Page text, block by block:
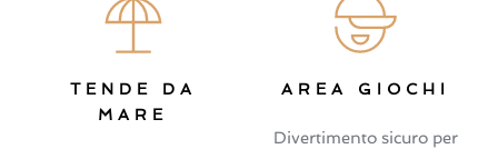
TENDE DA
MARE
AREA GIOCHI
Divertimento sicuro per